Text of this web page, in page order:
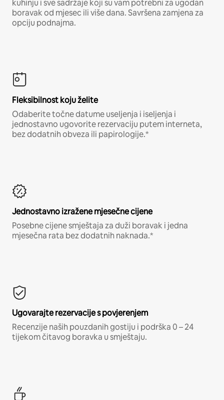
kuhinju i sve sadržaje koji su vam potrebni za ugodan
boravak od mjesec ili više dana. Savršena zamjena za
opciju podnajma.
Fleksibilnost koju želite
Odaberite točne datume useljenja i iseljenja i
jednostavno ugovorite rezervaciju putem interneta,
bez dodatnih obveza ili papirologije.*
Jednostavno izražene mjesečne cijene
Posebne cijene smještaja za duži boravak i jedna
mjesečna rata bez dodatnih naknada.*
Ugovarajte rezervacije s povjerenjem
Recenzije naših pouzdanih gostiju i podrška 0 – 24
tijekom čitavog boravka u smještaju.